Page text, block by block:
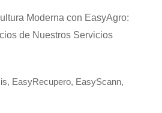
, EasyRecupero, EasyScann,